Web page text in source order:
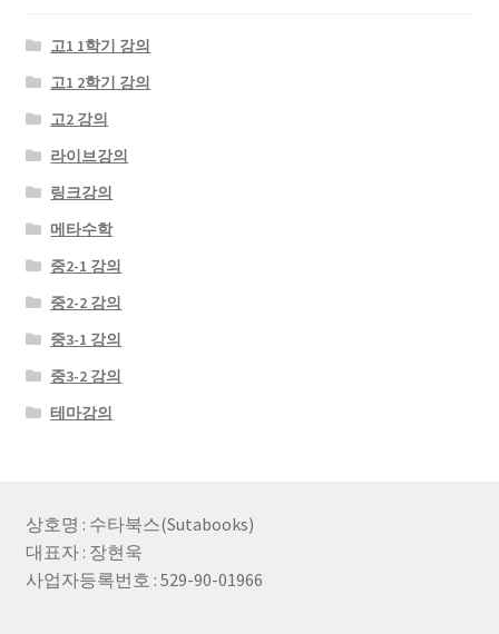
고1 1학기 강의
고1 2학기 강의
고2 강의
라이브강의
링크강의
메타수학
중2-1 강의
중2-2 강의
중3-1 강의
중3-2 강의
테마강의
상호명 : 수타북스(Sutabooks)
대표자 : 장현욱
사업자등록번호 : 529-90-01966